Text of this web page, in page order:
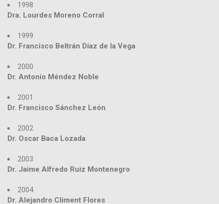
1998
Dra. Lourdes Moreno Corral
1999
Dr. Francisco Beltrán Díaz de la Vega
2000
Dr. Antonio Méndez Noble
2001
Dr. Francisco Sánchez León
2002
Dr. Oscar Baca Lozada
2003
Dr. Jaime Alfredo Ruiz Montenegro
2004
Dr. Alejandro Climent Flores